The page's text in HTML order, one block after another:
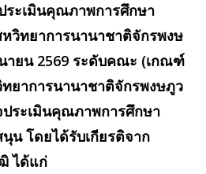
ระเมินคุณภาพการศึกษา
วิทยาการนานาชาติจักรพงษ
ายน 2569 ระดับคณะ (เกณฑ์
ทยาการนานาชาติจักรพงษภูว
ประเมินคุณภาพการศึกษา
น โดยได้รับเกียรติจาก
ได้แก่